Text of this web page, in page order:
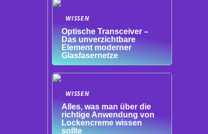
WISSEN
Optische Transceiver –
Das unverzichtbare
Element moderner
Glasfasernetze
WISSEN
Alles, was man über die
richtige Anwendung von
Lockencreme wissen
sollte